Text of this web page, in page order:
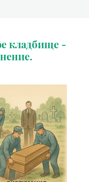
кладбище -